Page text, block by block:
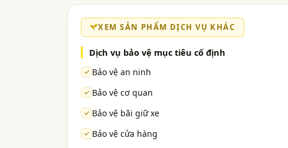
XEM SẢN PHẨM DỊCH VỤ KHÁC
Dịch vụ bảo vệ mục tiêu cố định
Bảo vệ an ninh
Bảo vệ cơ quan
Bảo vệ bãi giữ xe
Bảo vệ cửa hàng